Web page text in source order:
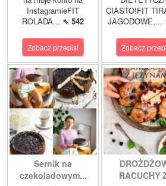
InstagramieFIT
ROLADA... ⇖ 542
Zobacz przepis!
CIASTO!FIT
JAGODOWE,...
Zobacz
Sernik na
czekoladowym...
RACUCHY